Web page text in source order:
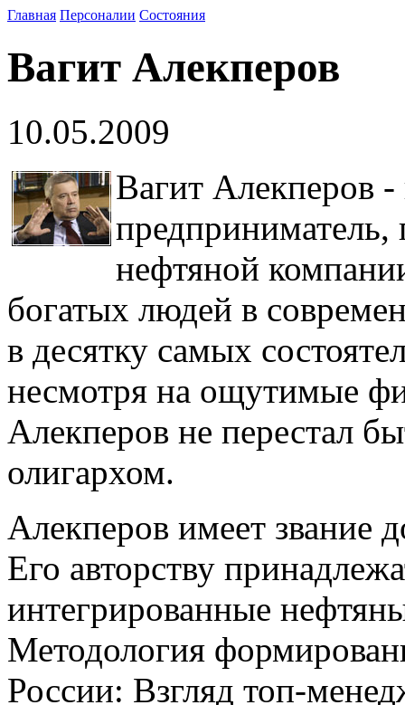
Главная Персоналии Состояния
Вагит Алекперов
10.05.2009
Вагит Алекперов
предприниматель,
нефтяной
богатых людей в
в десятку самых
несмотря на ощутимые
Алекперов не перестал
олигархом.
Алекперов имеет звание
Его авторству
интегрированные
Методология
России: Взгляд